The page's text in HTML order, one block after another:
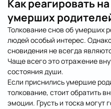
Как реагировать
умерших
Толкование снов об умерших
людей особый интерес.
сновидения не всегда
Чаще всего это отражение
состояния души.
Если приснились умершие
толкование, стоит обратить
эмоции. Грусть и тоска могут